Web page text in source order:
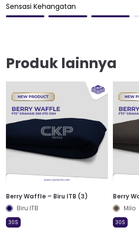
Sensasi Kehangatan
Produk lainnya
Berry Waffle – Biru ITB (3)
Biru ITB
30S
Berry
Milo
30S